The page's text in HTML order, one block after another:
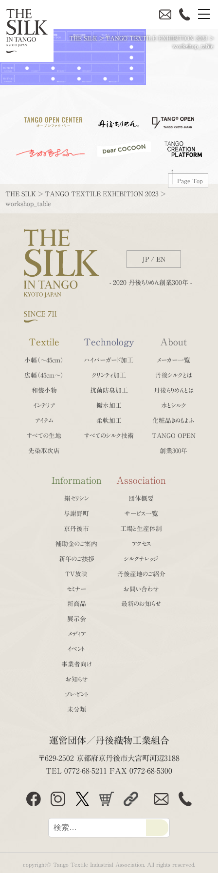
THE SILK >TANGO TEXTILE EXHIBITION 2023 >
workshop_table
Page Top
THE SILK >TANGO TEXTILE EXHIBITION 2023 >
workshop_table
JP /EN
- 2020 丹後ちりめん創業300年 -
Textile
小幅（〜45cm）
広幅（45cm〜）
和装小物
インテリア
アイテム
すべての生地
先染取次店
Technology
ハイパーガード加工
クリンティ加工
抗菌防臭加工
撥水加工
柔軟加工
すべてのシルク技術
About
メーカー一覧
丹後シルクとは
丹後ちりめんとは
水とシルク
化粧品きぬもよふ
TANGO OPEN
創業300年
Information
絹セリシン
与謝野町
京丹後市
補助金のご案内
新年のご挨拶
TV放映
セミナー
新商品
展示会
メディア
イベント
事業者向け
お知らせ
プレゼント
未分類
Association
団体概要
サービス一覧
工場と生産体制
アクセス
シルクナレッジ
丹後産地のご紹介
お問い合わせ
最新のお知らせ
運営団体／丹後織物工業組合
〒629-2502 京都府京丹後市大宮町河辺3188
TEL 0772-68-5211 FAX 0772-68-5300
copyright© Tango Textile Industrial Association. All rights reserved.